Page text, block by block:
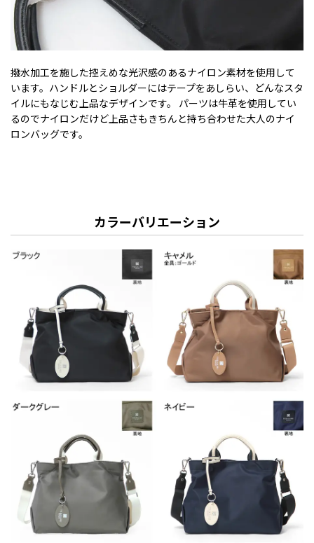
撥水加工を施した控えめな光沢感のあるナイロン素材を使用して
います。ハンドルとショルダーにはテープをあしらい、どんなスタ
イルにもなじむ上品なデザインです。 パーツは牛革を使用してい
るのでナイロンだけど上品さもきちんと持ち合わせた大人のナイ
ロンバッグです。
カラーバリエーション